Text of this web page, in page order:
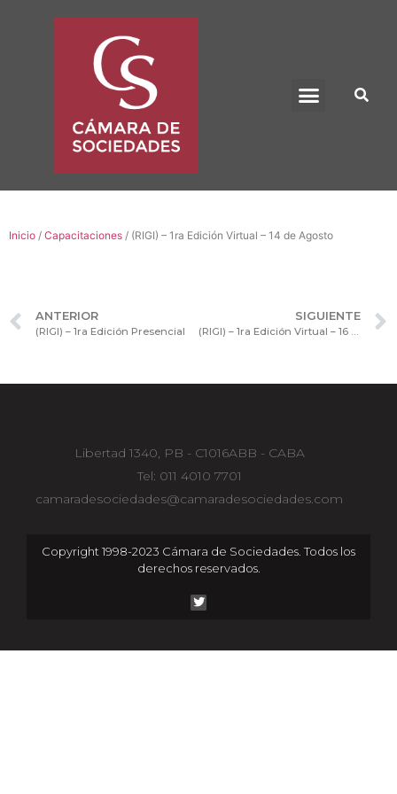
Inicio / Capacitaciones / (RIGI) – 1ra Edición Virtual – 14 de Agosto
ANTERIOR
(RIGI) – 1ra Edición Presencial
SIGUIENTE
Libertad 1340, PB - C1016ABB - CABA
Tel: 011 4010 7701
camaradesociedades@camaradesociedades.com
Copyright 1998-2023 Cámara de Sociedades. Todos los
derechos reservados.